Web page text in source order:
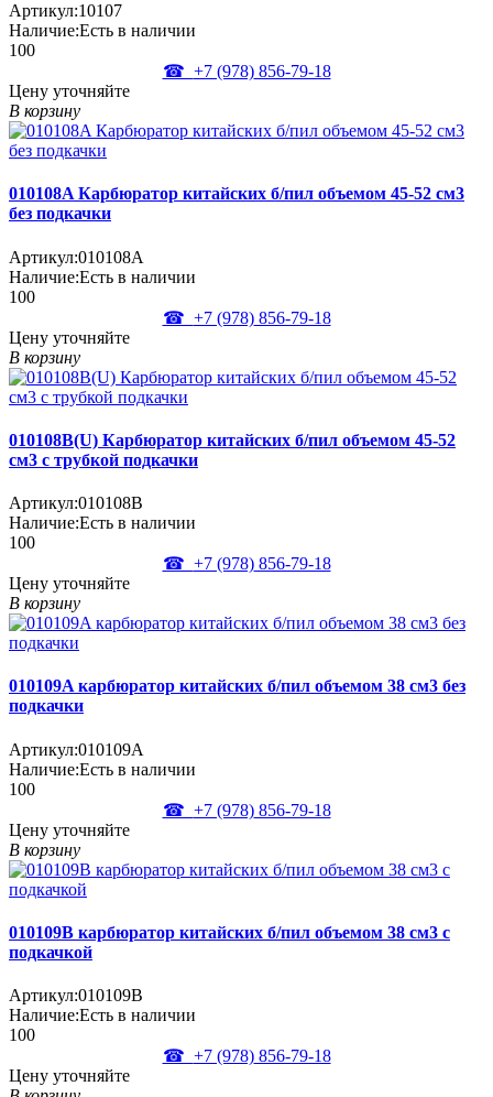
Артикул:10107
Наличие:Есть в наличии
100
☎ +7 (978)856-79-18
Цену уточняйте
В корзину
010108A Карбюратор китайских б/пил объемом 45-52 см3
без подкачки
Артикул:010108A
Наличие:Есть в наличии
100
☎ +7 (978)856-79-18
Цену уточняйте
В корзину
010108B(U) Карбюратор китайских б/пил объемом 45-52
см3 с трубкой подкачки
Артикул:010108B
Наличие:Есть в наличии
100
☎ +7 (978)856-79-18
Цену уточняйте
В корзину
010109A карбюратор китайских б/пил объемом 38 см3 без
подкачки
Артикул:010109A
Наличие:Есть в наличии
100
☎ +7 (978)856-79-18
Цену уточняйте
В корзину
010109B карбюратор китайских б/пил объемом 38 см3 с
подкачкой
Артикул:010109B
Наличие:Есть в наличии
100
☎ +7 (978)856-79-18
Цену уточняйте